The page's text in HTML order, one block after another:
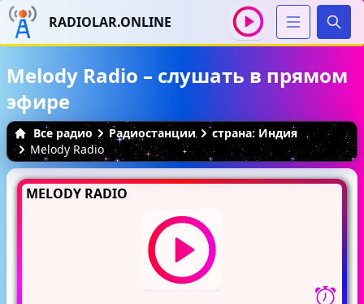
RADIOLAR.ONLINE
Melody Radio – слушать в прямом
эфире
Все радио Радиостанции
страна: Индия
Melody Radio
MELODY RADIO